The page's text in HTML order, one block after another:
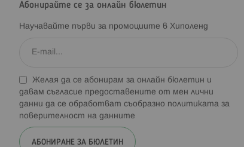
Абонирайте се за онлайн бюлетин
Научавайте първи за промоциите в Хиполенд
Желая да се абонирам за онлайн бюлетин и
давам съгласие предоставените от мен лични
данни да се обработват съобразно политиката за
поверителност на данните
АБОНИРАНЕ ЗА БЮЛЕТИН